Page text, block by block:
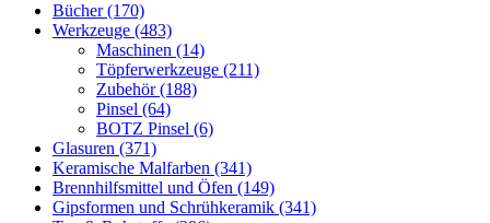
Bücher(170)
Werkzeuge (483)
Maschinen (14)
Töpferwerkzeuge (211)
Zubehör(188)
Pinsel (64)
BOTZ Pinsel (6)
Glasuren (371)
Keramische Malfarben (341)
Brennhilfsmittel und Öfen (149)
Gipsformen und Schrühkeramik (341)